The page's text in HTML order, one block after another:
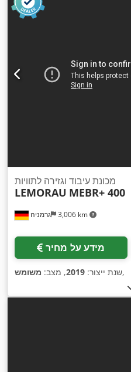
גרמניה 3,006 km
מכונת עיבוד וגזירה לתוויות
LEMORAU MEBR+ 400
מידע על מחיר
שנת ייצור: 2019, מצב: משומש ,